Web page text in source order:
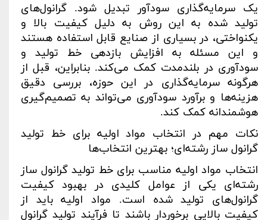
یک سرمایه‌گذاری سودآور تبدیل شود. گرانول‌های
تولید شده به این روش به دلیل کیفیت بالا و
یکنواختی، در بسیاری از صنایع قابل استفاده هستند
و این مسئله به افزایش بازدهی خط تولید و
سودآوری در بلندمدت کمک می‌کند. بنابراین، قبل از
هرگونه سرمایه‌گذاری در این حوزه، بررسی دقیق
هزینه‌ها و برآورد سودآوری می‌تواند به تصمیم‌گیری
هوشمندانه کمک کند.
نکات مهم در انتخاب مواد اولیه برای خط تولید
گرانول ساز رشته‌ای؛ بهترین انتخاب‌ها
انتخاب مواد اولیه مناسب برای خط تولید گرانول ساز
رشته‌ای یکی از عوامل کلیدی در بهبود کیفیت
گرانول‌های تولید شده است. مواد اولیه باید از
کیفیت بالایی برخوردار باشند تا فرآیند تولید گرانول